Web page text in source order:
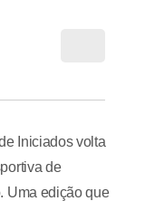
Iniciados volta
de
Uma edição que